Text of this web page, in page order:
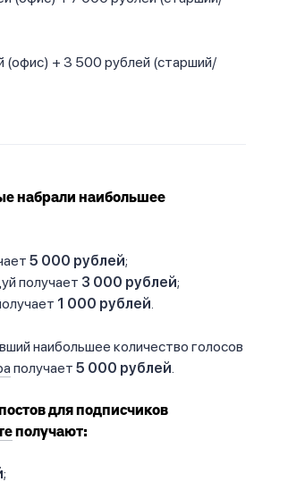
(офис) + 3 500 рублей (старший/
набрали наибольшее
5 000 рублей;
получает 3 000 рублей;
1 000 рублей.
наибольшее количество голосов
получает 5 000 рублей.
для подписчиков
получают:
;